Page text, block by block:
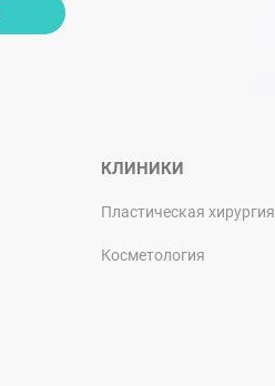
КЛИНИКИ
Пластическая хирургия
Косметология